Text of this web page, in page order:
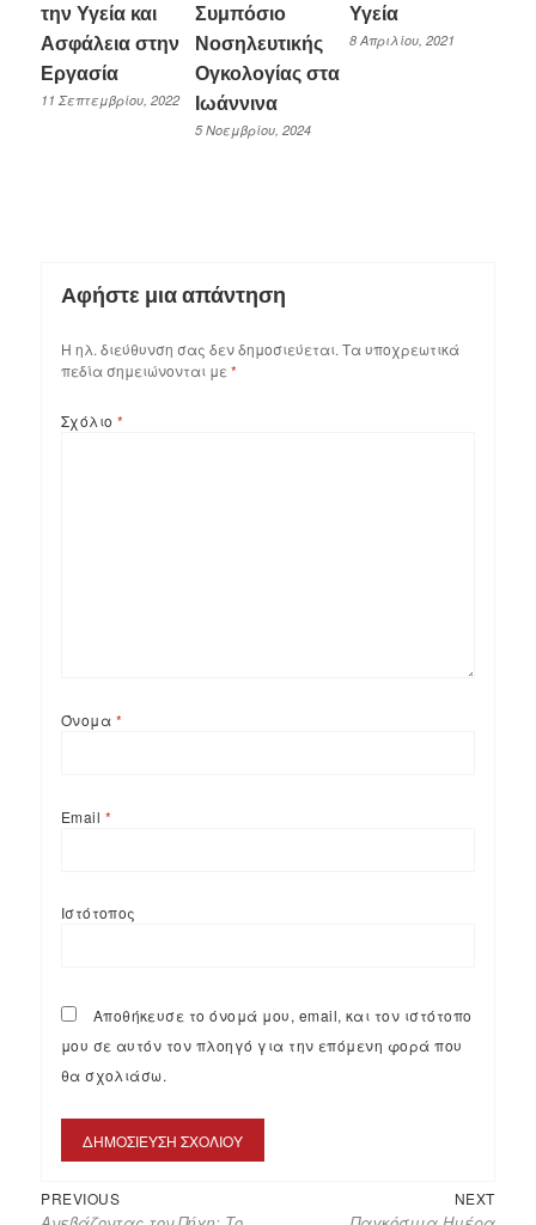
την Υγεία και
Ασφάλεια στην
Εργασία
11 Σεπτεμβρίου, 2022
Συμπόσιο
Νοσηλευτικής
Ογκολογίας στα
Ιωάννινα
5 Νοεμβρίου, 2024
Υγεία
8 Απριλίου, 2021
Αφήστε μια απάντηση
Η ηλ. διεύθυνση σας δεν δημοσιεύεται.Τα υποχρεωτικά
πεδία σημειώνονται με*
Σχόλιο *
Όνομα *
Email *
Ιστότοπος
Αποθήκευσε το όνομά μου, email, και τον ιστότοπο
μου σε αυτόν τον πλοηγό για την επόμενη φορά που
θα σχολιάσω.
PREVIOUS NEXT